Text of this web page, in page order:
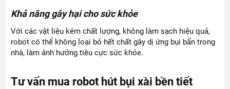
Khả năng gây hại cho sức khỏe
Với các vật liệu kém chất lượng, không làm sạch hiệu quả,
robot có thể không loại bỏ hết chất gây dị ứng bụi bẩn trong
nhà, làm ảnh hưởng tiêu cực sức khỏe.
Tư vấn mua robot hút bụi xài bền tiết